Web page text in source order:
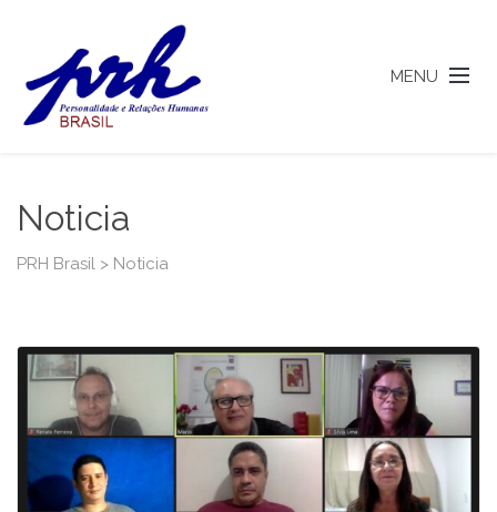
MENU
Noticia
PRH Brasil > Noticia